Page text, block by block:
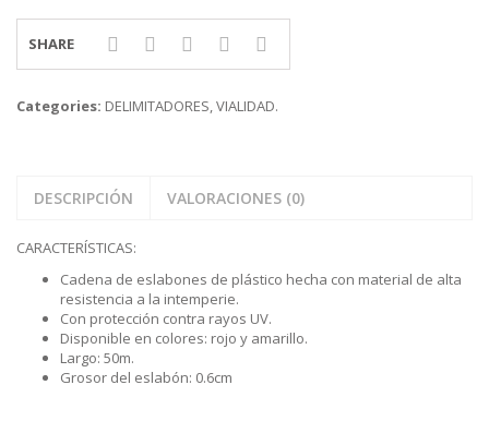
SHARE
Categories: DELIMITADORES,VIALIDAD.
DESCRIPCIÓN VALORACIONES (0)
CARACTERÍSTICAS:
Cadena de eslabones de plástico hecha con material de alta
resistencia a la intemperie.
Con protección contra rayos UV.
Disponible en colores: rojo y amarillo.
Largo: 50m.
Grosor del eslabón: 0.6cm